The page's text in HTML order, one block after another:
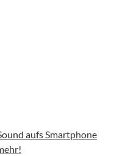
aufs Smartphone